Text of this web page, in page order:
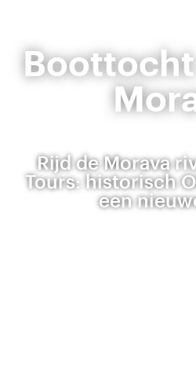
Rijd de Morava
Tours: historisch
een